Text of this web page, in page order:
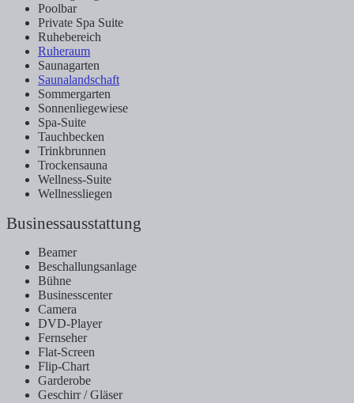
Poolbar
Private Spa Suite
Ruhebereich
Ruheraum
Saunagarten
Saunalandschaft
Sommergarten
Sonnenliegewiese
Spa-Suite
Tauchbecken
Trinkbrunnen
Trockensauna
Wellness-Suite
Wellnessliegen
Businessausstattung
Beamer
Beschallungsanlage
Bühne
Businesscenter
Camera
DVD-Player
Fernseher
Flat-Screen
Flip-Chart
Garderobe
Geschirr / Gläser